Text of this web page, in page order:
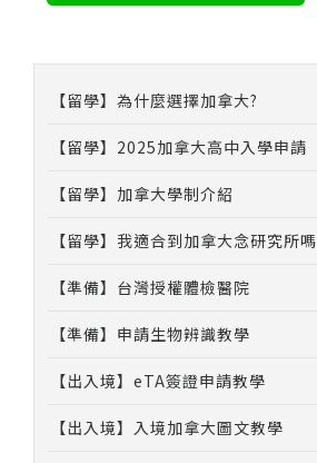
【留學】為什麼選擇加拿大?
【留學】2025加拿大高中入學申請
【留學】加拿大學制介紹
【留學】我適合到加拿大念研究所嗎
【準備】台灣授權體檢醫院
【準備】申請生物辨識教學
【出入境】eTA簽證申請教學
【出入境】入境加拿大圖文教學